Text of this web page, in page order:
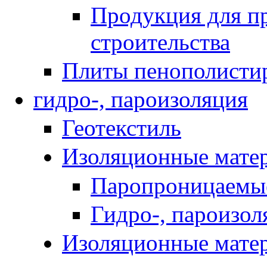
Продукция для
строительства
Плиты
гидро-, пароизоляция
Геотекстиль
Изоляционные
Гидро-,
Изоляционные